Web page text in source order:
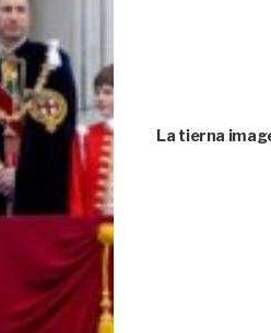
La tierna